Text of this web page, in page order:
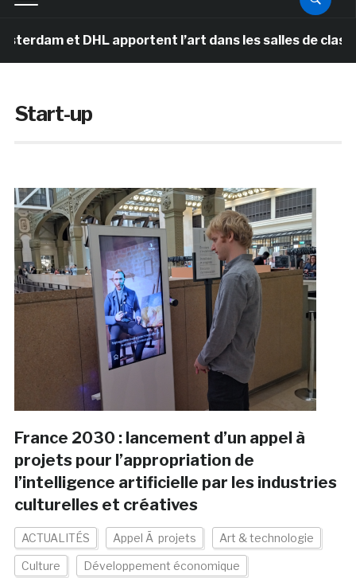
DHL apportent l’art dans les salles de classe des
Start-up
France 2030 : lancement d’un appel à
projets pour l’appropriation de
l’intelligence artificielle par les industries
culturelles et créatives
ACTUALITÉS Appel Ã projets Art & technologie
Culture Développement économique